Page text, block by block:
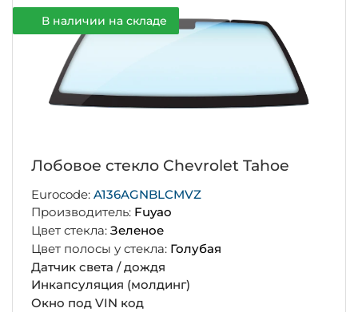
В наличии на складе
Лобовое стекло Chevrolet Tahoe
Eurocode: A136AGNBLCMVZ
Производитель: Fuyao
Цвет стекла: Зеленое
Цвет полосы у стекла: Голубая
Датчик света / дождя
Инкапсуляция (молдинг)
Окно под VIN код